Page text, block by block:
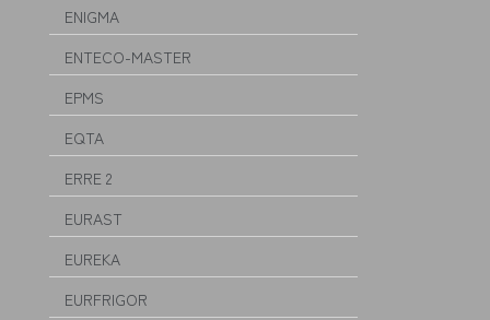
ENIGMA
ENTECO-MASTER
EPMS
EQTA
ERRE 2
EURAST
EUREKA
EURFRIGOR